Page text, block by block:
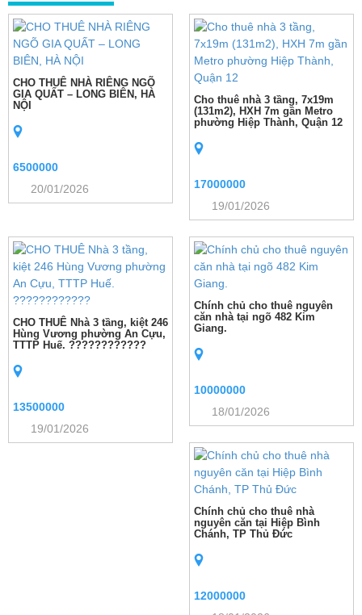
CHO THUÊ NHÀ RIÊNG NGÕ
GIA QUẤT – LONG BIÊN, HÀ
NỘI
6500000
20/01/2026
Cho thuê nhà 3 tầng, 7x19m
(131m2), HXH 7m gần Metro
phường Hiệp Thành, Quận 12
17000000
19/01/2026
CHO THUÊ Nhà 3 tầng, kiệt 246
Hùng Vương phường An Cựu,
TTTP Huế. ????????????
13500000
19/01/2026
Chính chủ cho thuê nguyên
căn nhà tại ngõ 482 Kim
Giang.
10000000
18/01/2026
Chính chủ cho thuê nhà
nguyên căn tại Hiệp Bình
Chánh, TP Thủ Đức
12000000